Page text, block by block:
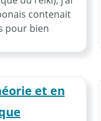
contenait
pour bien
et en